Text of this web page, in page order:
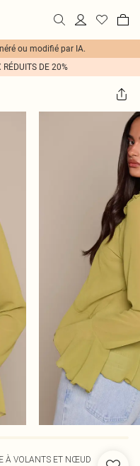
ou modifié par IA.
RÉDUITS DE 20%
À VOLANTS ET NŒUD